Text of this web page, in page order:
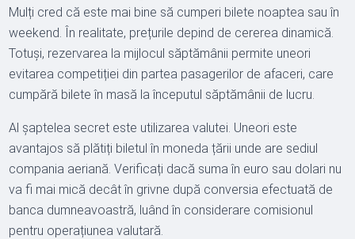
Mulți cred că este mai bine să cumperi bilete noaptea sau în
weekend. În realitate, prețurile depind de cererea dinamică.
Totuși, rezervarea la mijlocul săptămânii permite uneori
evitarea competiției din partea pasagerilor de afaceri, care
cumpără bilete în masă la începutul săptămânii de lucru.
Al șaptelea secret este utilizarea valutei. Uneori este
avantajos să plătiți biletul în moneda țării unde are sediul
compania aeriană. Verificați dacă suma în euro sau dolari nu
va fi mai mică decât în grivne după conversia efectuată de
banca dumneavoastră, luând în considerare comisionul
pentru operațiunea valutară.